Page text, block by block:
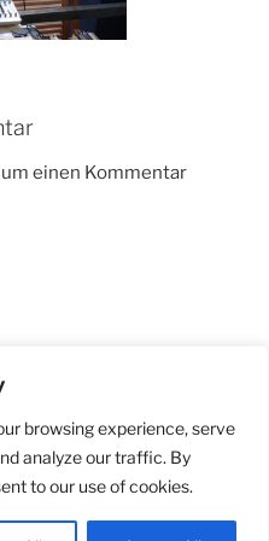
browsing experience, serve
analyze our traffic. By
to our use of cookies.
einen Kommentar